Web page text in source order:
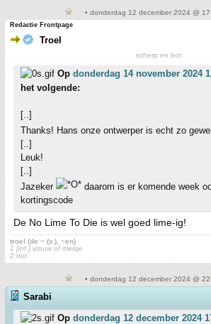
• donderdag 12 december 2024 @
Redactie Frontpage
Troel
scherp en bot
Op donderdag 14 november 2024
het volgende:
[..]
Thanks! Hans onze ontwerper is echt zo
[..]
Leuk!
[..]
Jazeker
daarom is er komende week
kortingscode
De No Lime To Die is wel goed lime-ig!
troel (de ~ (v.), ~en)
1 [inf.] vrouw of meisje
2 trut
• donderdag 12 december 2024 @
Sarabi
Op donderdag 12 december 2024